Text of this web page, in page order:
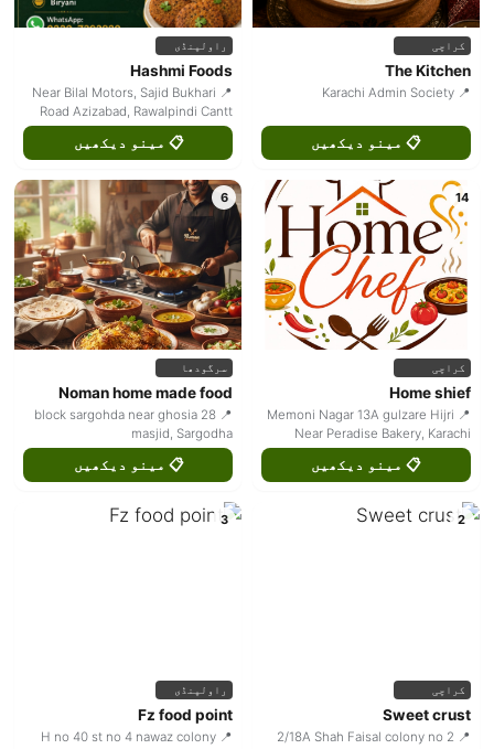
کراچی
The Kitchen
📍 Karachi Admin Society
📋 مینو دیکھیں
راولپنڈی
Hashmi Foods
📍 Near Bilal Motors, Sajid Bukhari
Road Azizabad, Rawalpindi Cantt
📋 مینو دیکھیں
14
کراچی
Home shief
📍 Memoni Nagar 13A gulzare Hijri
Near Peradise Bakery, Karachi
📋 مینو دیکھیں
6
سرگودھا
Noman home made food
📍 28 block sargohda near ghosia
masjid, Sargodha
📋 مینو دیکھیں
2
کراچی
Sweet crust
📍 2/18A Shah Faisal colony no 2
3
راولپنڈی
Fz food point
📍 H no 40 st no 4 nawaz colony